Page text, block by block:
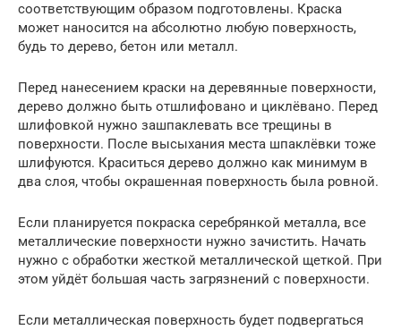
соответствующим образом подготовлены. Краска
может наносится на абсолютно любую поверхность,
будь то дерево, бетон или металл.
Перед нанесением краски на деревянные поверхности,
дерево должно быть отшлифовано и циклёвано. Перед
шлифовкой нужно зашпаклевать все трещины в
поверхности. После высыхания места шпаклёвки тоже
шлифуются. Краситься дерево должно как минимум в
два слоя, чтобы окрашенная поверхность была ровной.
Если планируется покраска серебрянкой металла, все
металлические поверхности нужно зачистить. Начать
нужно с обработки жесткой металлической щеткой. При
этом уйдёт большая часть загрязнений с поверхности.
Если металлическая поверхность будет подвергаться